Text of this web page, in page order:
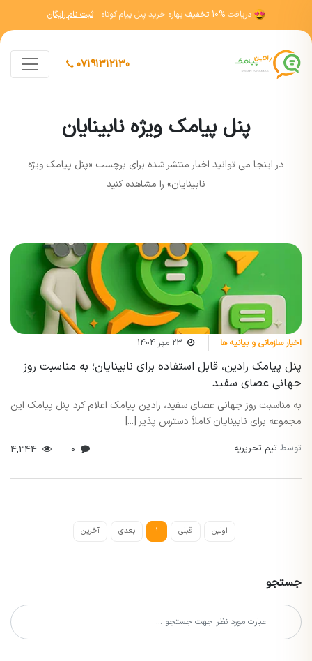
دریافت 10% تخفیف بهاره خرید پنل پیام کوتاه ثبت نام رایگان
07191312130
پنل پیامک ویژه نابینایان
در اينجا مي توانيد اخبار منتشر شده برای برچسب «پنل پیامک ویژه
نابینایان» را مشاهده کنيد
اخبار سازمانی و بیانیه ها 23 مهر 1404
پنل پیامک رادین، قابل استفاده برای نابینایان؛ به مناسبت روز
جهانی عصای سفید
به مناسبت روز جهانی عصای سفید، رادین پیامک اعلام کرد پنل پیامک این
مجموعه برای نابینایان کاملاً دسترس پذیر [...]
توسط تیم تحریریه
اولین قبلی 1 بعدی آخرین
جستجو